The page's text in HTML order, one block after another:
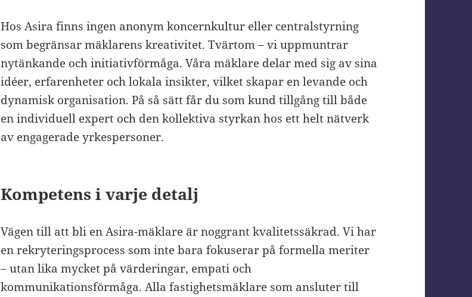
Hos Asira finns ingen anonym koncernkultur eller centralstyrning
som begränsar mäklarens kreativitet. Tvärtom – vi uppmuntrar
nytänkande och initiativförmåga. Våra mäklare delar med sig av sina
idéer, erfarenheter och lokala insikter, vilket skapar en levande och
dynamisk organisation. På så sätt får du som kund tillgång till både
en individuell expert och den kollektiva styrkan hos ett helt nätverk
av engagerade yrkespersoner.
Kompetens i varje detalj
Vägen till att bli en Asira-mäklare är noggrant kvalitetssäkrad. Vi har
en rekryteringsprocess som inte bara fokuserar på formella meriter
– utan lika mycket på värderingar, empati och
kommunikationsförmåga. Alla fastighetsmäklare som ansluter till